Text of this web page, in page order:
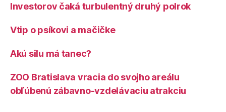
Investorov čaká turbulentný druhý polrok
Vtip o psíkovi a mačičke
Akú silu má tanec?
ZOO Bratislava vracia do svojho areálu
obľúbenú zábavno-vzdelávaciu atrakciu